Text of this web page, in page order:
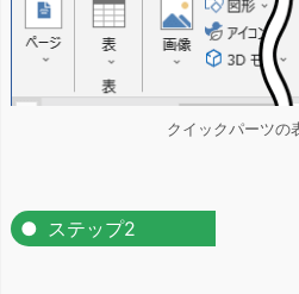
クイックパーツの
ステップ2